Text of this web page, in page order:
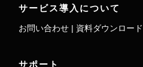
サービス導入について
お問い合わせ | 資料ダウンロード
サポート